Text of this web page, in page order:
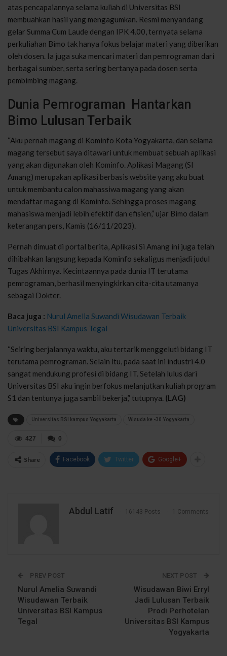
atas pencapaiannya selama kuliah di Universitas BSI
membuahkan hasil yang mengagumkan. Resmi menyandang
gelar Summa Cum Laude dengan IPK 4.00, ternyata selama
perkuliahan Bimo tak hanya fokus belajar materi yang diberikan
oleh dosen. Ia juga suka mencari materi dan pemrograman dari
berbagai sumber, serta sering bertanya pada dosen serta
pembimbing magang.
Dunia Pemrograman Hantarkan
Bimo Lulusan Terbaik
“Aku pernah magang di Kominfo Kota Yogyakarta, dan selama
magang tersebut saya ditawari untuk membuat sebuah aplikasi
yang akan digunakan oleh Kominfo. Aplikasi Magang (SI
Amang) merupakan aplikasi berbasis website yang aku buat
untuk membantu calon mahassiwa magang yang akan
mendaftar magang di Kominfo. Sehingga proses magang
mahasiswa menjadi lebih efektif dan efisien,” ujar Bimo dalam
keterangan pers, Kamis (16/11/2023).
Pernah dimuat di portal berita, Aplikasi Si Amang ini juga telah
dihibahkan langsung kepada Kominfo sekaligus menjadi judul
Tugas Akhirnya. Kecintaannya pada dunia IT terutama
pemrograman, berhasil menyingkirkan cita-cita utamanya
sebagai Dokter.
Baca juga : Nurul Amelia Suwandi Wisudawan Terbaik
Universitas BSI Kampus Tegal
“Seiring berjalannya waktu, aku tertarik menggeluti bidang IT
terutama pemrograman. Selain itu, pada saat ini industri 4.0
sangat mendukung profesi di bidang IT. Setelah lulus dari
Universitas BSI aku ingin berfokus melanjutkan kuliah program
S1 dan tentunya juga sambil bekerja,” tutupnya. (LAG)
Universitas BSI kampus Yogyakarta Wisuda ke -30 Yogyakarta
0
427
Share Facebook Twitter Google+
Abdul Latif 16143 Posts 1 Comments
PREV POST
Nurul Amelia Suwandi
Wisudawan Terbaik
Universitas BSI Kampus
Tegal
NEXT POST
Wisudawan Biwi Erryl
Jadi Lulusan Terbaik
Prodi Perhotelan
Universitas BSI Kampus
Yogyakarta